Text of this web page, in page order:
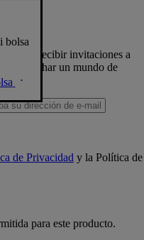
bolsa
Casa, recibir invitaciones a
aprovechar un mundo de
de Privacidad y la Política de
para este producto.